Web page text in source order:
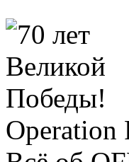
Operation